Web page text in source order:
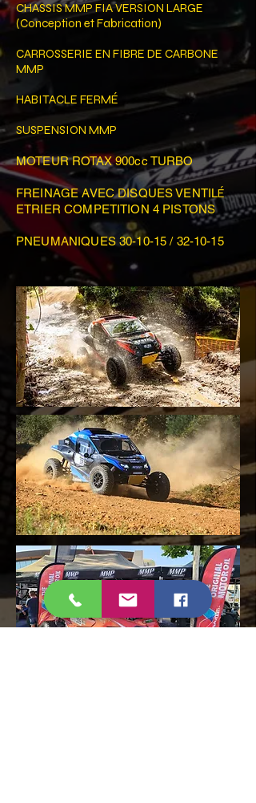
CHASSIS MMP FIA VERSION LARGE
(Conception et Fabrication)
CARROSSERIE EN FIBRE DE CARBONE
MMP
HABITACLE FERMÉ
SUSPENSION MMP
MOTEUR ROTAX 900cc TURBO
FREINAGE AVEC DISQUES VENTILÉ
ETRIER COMPETITION 4 PISTONS
PNEUMANIQUES 30-10-15 / 32-10-15